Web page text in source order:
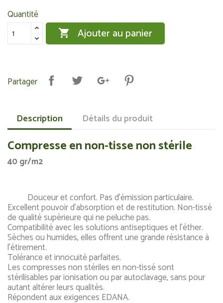
Quantité
 Ajouter au panier
Partager
Description Détails du produit
Compresse en non-tisse non stérile
40 gr/m2
Douceur et confort. Pas d’émission particulaire.
Excellent pouvoir d’absorption et de restitution. Non-tissé
de qualité supérieure qui ne peluche pas.
Compatibilité avec les solutions antiseptiques et l’éther.
Sèches ou humides, elles offrent une grande résistance à
l’étirement.
Tolérance et innocuité parfaites.
Les compresses non stériles en non-tissé sont
stérilisables par ionisation ou par autoclavage, sans pour
autant altérer leurs qualités.
Répondent aux exigences EDANA.